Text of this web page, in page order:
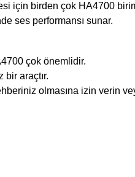
için birden çok HA4700
ses performansı sunar.
çok önemlidir.
araçtır.
olmasına izin verin